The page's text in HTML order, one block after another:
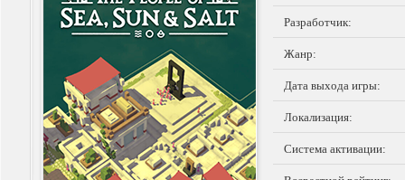
Разработчик:
Жанр:
Дата выхода игры:
Локализация:
Система активации: